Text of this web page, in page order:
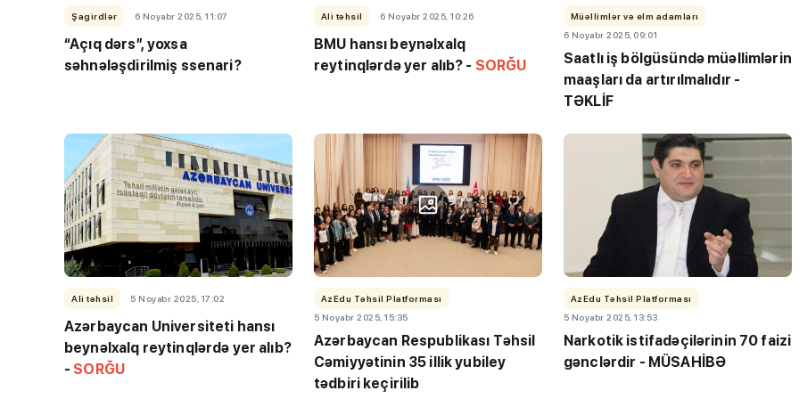
Şagirdlər 6 Noyabr 2025, 11:07
“Açıq dərs”, yoxsa
səhnələşdirilmiş ssenari?
Ali təhsil 6 Noyabr 2025, 10:26
BMU hansı beynəlxalq
reytinqlərdə yer alıb? - SORĞU
Müəllimlər və elm adamları
6 Noyabr 2025, 09:01
Saatlı iş bölgüsündə müəllimlərin
maaşları da artırılmalıdır -
TƏKLİF
Ali təhsil 5 Noyabr 2025, 17:02
Azərbaycan Universiteti hansı
beynəlxalq reytinqlərdə yer alıb?
- SORĞU
AzEdu Təhsil Platforması
5 Noyabr 2025, 15:35
Azərbaycan Respublikası Təhsil
Cəmiyyətinin 35 illik yubiley
tədbiri keçirilib
AzEdu Təhsil Platforması
5 Noyabr 2025, 13:53
Narkotik istifadəçilərinin 70 faizi
gənclərdir - MÜSAHİBƏ
“Həftənin təhsil icmalı”- MİQ,
lisey seçimi, bağçalar və qəbul
"Həftənin təhsil icmalı": Qəbul